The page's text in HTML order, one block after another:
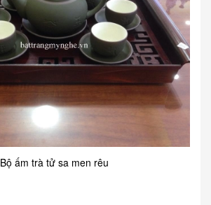
Bộ ấm trà tử sa men rêu